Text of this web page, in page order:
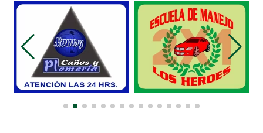
Belleza
Bordados y Estampados
Boutiques